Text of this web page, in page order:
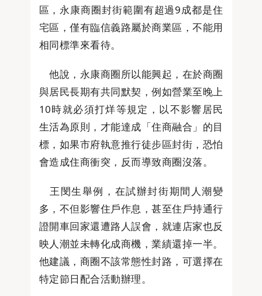
區，永康商圈封街範圍有超過9成都是住
宅區，僅有臨信義路屬於商業區，不能用
相同標準來看待。
他說，永康商圈所以能興起，在於商圈
與居民長期有共同默契，例如營業至晚上
10時就必須打烊等規定，以不影響居民
生活為原則，才能達成「住商融合」的目
標，如果市府執意推行徒步區封街，恐怕
會造成住商衝突，反而導致商圈沒落。
王閔生舉例，在試辦封街期間人潮變
多，不但影響住戶作息，甚至住戶持通行
證開車回家還遭路人誤會，就連店家也反
映人潮並未轉化成商機，業績還掉一半。
他建議，商圈不該常態性封路，可選擇在
特定節日配合活動辦理。